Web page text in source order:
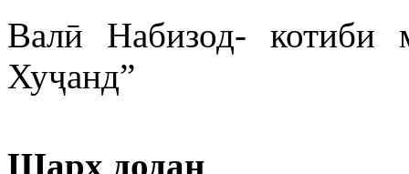
Валӣ Набизод- котиби
Хуҷанд”
Шарҳ додан